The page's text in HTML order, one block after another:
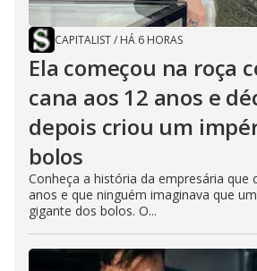
CAPITALIST/ HÁ 6 HORAS
Ela começou na roça
cana aos 12 anos e
depois criou um
bolos
Conheça a história da empresária que
anos e que ninguém imaginava que
gigante dos bolos. O...